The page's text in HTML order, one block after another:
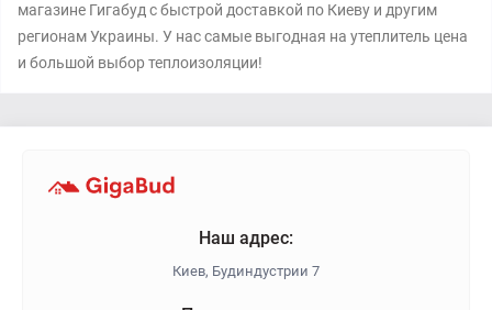
магазине Гигабуд с быстрой доставкой по Киеву и другим
регионам Украины. У нас самые выгодная на утеплитель цена
и большой выбор теплоизоляции!
Наш адрес:
Киев, Будиндустрии 7